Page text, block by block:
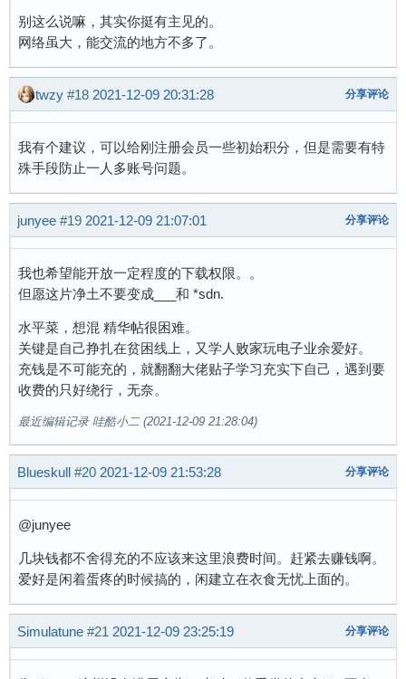
别这么说嘛，其实你挺有主见的。
网络虽大，能交流的地方不多了。
twzy #18 2021-12-09 20:31:28 分享评论
我有个建议，可以给刚注册会员一些初始积分，但是需要有特
殊手段防止一人多账号问题。
junyee #19 2021-12-09 21:07:01 分享评论
我也希望能开放一定程度的下载权限。。
但愿这片净土不要变成___和 *sdn.
水平菜，想混 精华帖很困难。
关键是自己挣扎在贫困线上，又学人败家玩电子业余爱好。
充钱是不可能充的，就翻翻大佬贴子学习充实下自己，遇到要
收费的只好绕行，无奈。
最近编辑记录 哇酷小二 (2021-12-09 21:28:04)
Blueskull #20 2021-12-09 21:53:28 分享评论
@junyee
几块钱都不舍得充的不应该来这里浪费时间。赶紧去赚钱啊。
爱好是闲着蛋疼的时候搞的，闲建立在衣食无忧上面的。
Simulatune #21 2021-12-09 23:25:19 分享评论